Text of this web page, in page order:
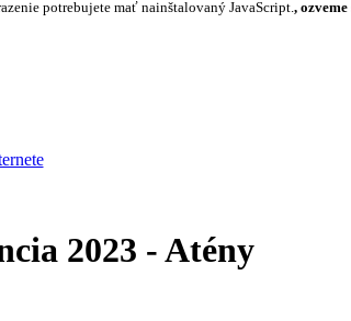
potrebujete mať nainštalovaný JavaScript.,
2023 - Atény